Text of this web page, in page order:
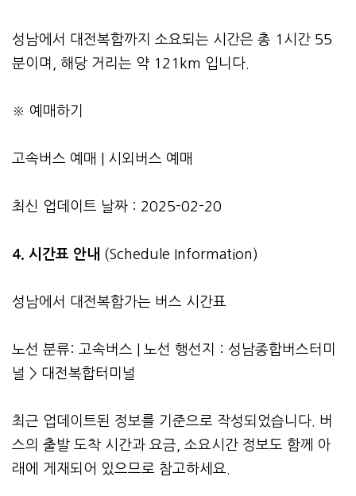
성남에서 대전복합까지 소요되는 시간은 총 1시간 55
분이며, 해당 거리는 약 121km 입니다.
※ 예매하기
고속버스 예매 시외버스 예매
최신 업데이트 날짜 : 2025-02-20
4. 시간표 안내 (Schedule Information)
성남에서 대전복합가는 버스 시간표
노선 분류: 고속버스 | 노선 행선지 : 성남종합버스터미
널 > 대전복합터미널
최근 업데이트된 정보를 기준으로 작성되었습니다. 버
스의 출발 도착 시간과 요금, 소요시간 정보도 함께 아
래에 게재되어 있으므로 참고하세요.